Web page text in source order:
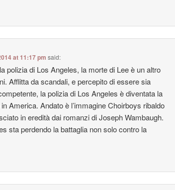
at 11:17 pm said:
polizia di Los Angeles, la morte di Lee è un altro
Afflitta da scandali, e percepito di essere sia
la polizia di Los Angeles è diventata la
America. Andato è l’immagine Choirboys ribaldo
in eredità dai romanzi di Joseph Wambaugh.
sta perdendo la battaglia non solo contro la